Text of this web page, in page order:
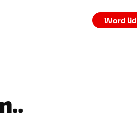
Word lid